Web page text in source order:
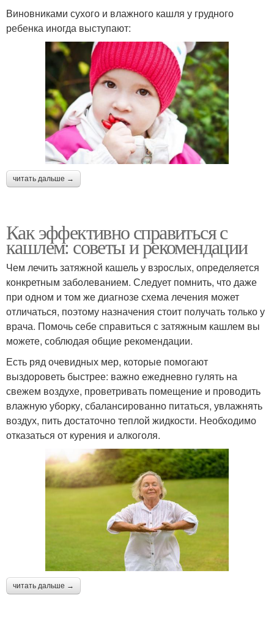
Виновниками сухого и влажного кашля у грудного
ребенка иногда выступают:
читать дальше →
Как эффективно справиться с
кашлем: советы и рекомендации
Чем лечить затяжной кашель у взрослых, определяется
конкретным заболеванием. Следует помнить, что даже
при одном и том же диагнозе схема лечения может
отличаться, поэтому назначения стоит получать только у
врача. Помочь себе справиться с затяжным кашлем вы
можете, соблюдая общие рекомендации.
Есть ряд очевидных мер, которые помогают
выздороветь быстрее: важно ежедневно гулять на
свежем воздухе, проветривать помещение и проводить
влажную уборку, сбалансированно питаться, увлажнять
воздух, пить достаточно теплой жидкости. Необходимо
отказаться от курения и алкоголя.
читать дальше →